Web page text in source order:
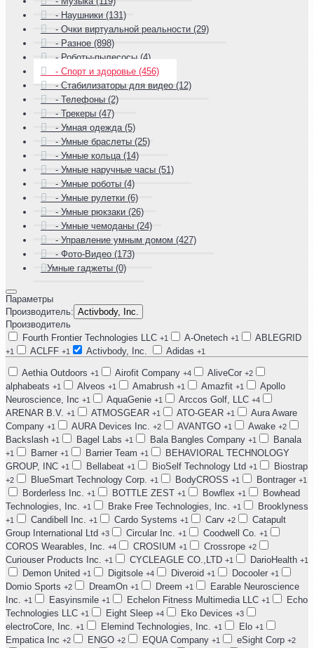
- Наушники (131)
- Очки виртуальной реальности (29)
- Разное (898)
- Роботы-пылесосы (4)
- Спорт и здоровье (456)
- Стабилизаторы для видео (12)
- Телефоны (2)
- Трекеры (47)
- Умная одежда (5)
- Умные браслеты (25)
- Умные кольца (14)
- Умные наручные часы (51)
- Умные роботы (4)
- Умные рулетки (6)
- Умные рюкзаки (26)
- Умные чемоданы (24)
- Управление умным домом (427)
- Фото-Видео (173)
Умные гаджеты (0)
Параметры
Производитель: Activbody, Inc.
Производитель
Fourth Frontier Technologies LLC +1 A-Onetech +1 ABLEGRID
+1 ACLFF +1 Activbody, Inc. Adidas +1
Aethia Outdoors +1 Airofit Company +4 AliveCor +2
alphabeats +1 Alveos +1 Amabrush +1 Amazfit +1
Apollo
Neuroscience, Inc +1 AquaGenie +1 Arccos Golf, LLC +4
ARENAR B.V. +1 ATMOSGEAR +1 ATO-GEAR +1
Aura Aware
Company +1 AURA Devices Inc. +2 AVANTGO +1 Awake +2
Backslash +1 Bagel Labs +1 Bala Bangles Company +1 Banala
+1 Barner +1 Barrier Team +1
BEHAVIORAL TECHNOLOGY
GROUP, INC +1 Bellabeat +1 BioSelf Technology Ltd +1 Biostrap
+2 BlueSmart Technology Corp. +1 BodyCROSS +1 Bontrager +1
Borderless Inc. +1 BOTTLE ZEST +1 Bowflex +1
Bowhead
Technologies, Inc. +1 Brake Free Technologies, Inc. +1 Brooklyness
+1 Candibell Inc. +1 Cardo Systems +1 Carv +2
Catapult
Group International Ltd +3 Circular Inc. +1 Coodwell Co. +1
COROS Wearables, Inc. +4 CROSIUM +1 Crossrope +2
Curiouser Products Inc. +1 CYCLEAGLE CO.,LTD +1 DarioHealth +1
Demon United +1 Digitsole +4 Diveroid +1 Docooler +1
Domio Sports +2 DreamOn +1 Dreem +1
Earable Neuroscience
Inc. +1 Easyinsmile +1 Echelon Fitness Multimedia LLC +1
Echo
Technologies LLC +1 Eight Sleep +4 Eko Devices +3
electroCore, Inc. +1 Elemind Technologies, Inc. +1 Elo +1
Empatica Inc +2 ENGO +2 EQUA Company +1 eSight Corp +2